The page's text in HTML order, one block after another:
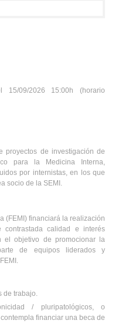
09/2026 15:00h (horario
proyectos de investigación de
para la Medicina Interna,
por internistas, en los que
socio de la SEMI.
(FEMI) financiará la realización
contrastada calidad e interés
el objetivo de promocionar la
de equipos liderados y
de trabajo.
/ pluripatológicos, o
financiar una beca de